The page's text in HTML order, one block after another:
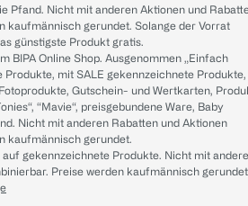
Pfand. Nicht mit anderen Aktionen und
kaufmännisch gerundet. Solange der Vorrat
günstigste Produkt gratis.
BIPA Online Shop. Ausgenommen „Einfach
Produkte, mit SALE gekennzeichnete Produkte,
Gutschein- und Wertkarten,
“Mavie“, preisgebundene Ware, Baby
Nicht mit anderen Rabatten und Aktionen
kaufmännisch gerundet.
auf gekennzeichnete Produkte. Nicht mit
Preise werden kaufmännisch